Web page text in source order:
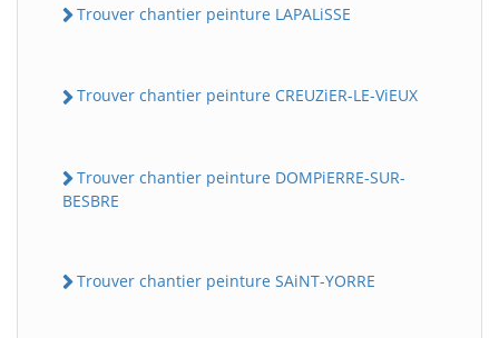
Trouver chantier peinture LAPALiSSE
Trouver chantier peinture CREUZiER-LE-ViEUX
Trouver chantier peinture DOMPiERRE-SUR-
BESBRE
Trouver chantier peinture SAiNT-YORRE